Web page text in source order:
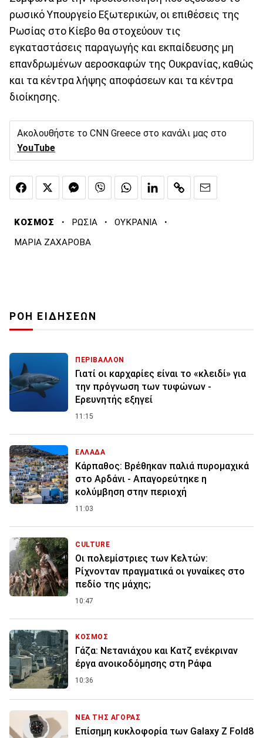
ρωσικό Υπουργείο Εξωτερικών, οι επιθέσεις της
Ρωσίας στο Κίεβο θα στοχεύουν τις
εγκαταστάσεις παραγωγής και εκπαίδευσης μη
επανδρωμένων αεροσκαφών της Ουκρανίας, καθώς
και τα κέντρα λήψης αποφάσεων και τα κέντρα
διοίκησης.
Ακολουθήστε το CNN Greece στο κανάλι μας στο
YouTube
ΚΟΣΜΟΣ · ΡΩΣΙΑ · ΟΥΚΡΑΝΙΑ ·
ΜΑΡΙΑ ΖΑΧΑΡΟΒΑ
ΡΟΗ ΕΙΔΗΣΕΩΝ
ΠΕΡΙΒΑΛΛΟΝ
Γιατί οι καρχαρίες είναι το «κλειδί» για
την πρόγνωση των τυφώνων -
Ερευνητής εξηγεί
11:15
ΕΛΛΑΔΑ
Κάρπαθος: Βρέθηκαν παλιά πυρομαχικά
στο Αρδάνι - Απαγορεύτηκε η
κολύμβηση στην περιοχή
11:03
CULTURE
Οι πολεμίστριες των Κελτών:
Ρίχνονταν πραγματικά οι γυναίκες στο
πεδίο της μάχης;
10:47
ΚΟΣΜΟΣ
Γάζα: Νετανιάχου και Κατζ ενέκριναν
έργα ανοικοδόμησης στη Ράφα
10:36
ΝΕΑ ΤΗΣ ΑΓΟΡΑΣ
Επίσημη κυκλοφορία των Galaxy Z Fold8